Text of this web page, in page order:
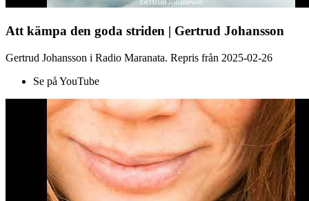
Att kämpa den goda striden | Gertrud Johansson
Gertrud Johansson i Radio Maranata. Repris från 2025-02-26
Se på YouTube